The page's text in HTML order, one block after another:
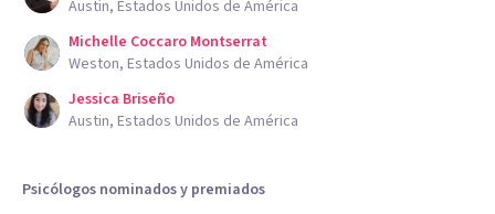
Austin, Estados Unidos de América
Michelle Coccaro Montserrat
Weston, Estados Unidos de América
Jessica Briseño
Austin, Estados Unidos de América
Psicólogos nominados y premiados